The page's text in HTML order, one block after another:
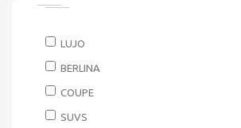
LUJO
BERLINA
COUPE
SUVS